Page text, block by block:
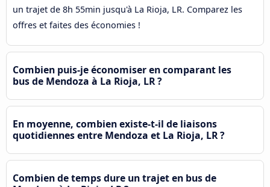
un trajet de 8h 55min jusqu'à La Rioja, LR. Comparez les
offres et faites des économies !
Combien puis-je économiser en comparant les
bus de Mendoza à La Rioja, LR ?
En moyenne, combien existe-t-il de liaisons
quotidiennes entre Mendoza et La Rioja, LR ?
Combien de temps dure un trajet en bus de